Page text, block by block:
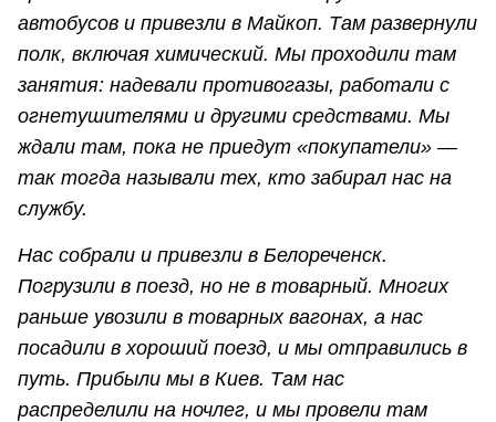
автобусов и привезли в Майкоп. Там развернули
полк, включая химический. Мы проходили там
занятия: надевали противогазы, работали с
огнетушителями и другими средствами. Мы
ждали там, пока не приедут «покупатели» —
так тогда называли тех, кто забирал нас на
службу.
Нас собрали и привезли в Белореченск.
Погрузили в поезд, но не в товарный. Многих
раньше увозили в товарных вагонах, а нас
посадили в хороший поезд, и мы отправились в
путь. Прибыли мы в Киев. Там нас
распределили на ночлег, и мы провели там